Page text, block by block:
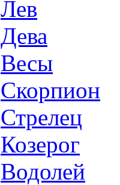
Лев
Дева
Весы
Скорпион
Стрелец
Козерог
Водолей